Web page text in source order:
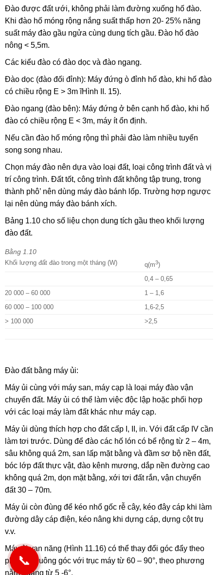
Đào được đất ưới, không phải làm đường xuống hố đào.
Khi đào hố móng rộng nắng suất thấp hơn 20- 25% năng
suất máy đào gầu ngửa cùng dung tích gầu. Đào hố đào
nông < 5,5m.
Các kiểu đào có đào dọc và đào ngang.
Đào dọc (đào đối đỉnh): Máy đứng ò đỉnh hố đào, khi hố đào
có chiều rộng E > 3m ĩHình II. 15).
Đào ngang (đào bên): Máy đứng ở bên cạnh hố đào, khi hố
đào có chiều rộng E < 3m, máy ít ổn định.
Nếu cần đào hố móng rộng thì phải đào làm nhiều tuyến
song song nhau.
Chọn máy đào nên dựa vào loại đất, loại công trình đất và vị
trí công trình. Đất tốt, công trình đất không tập trung, trong
thành phô’ nên dùng máy đào bánh lốp. Trường hợp ngược
lại nên dùng máy đào bánh xích.
Bảng 1.10 cho số liệu chọn dung tích gầu theo khối lượng
đào đất.
Bằng 1.10
Khối lượng đất đào trong một tháng (W) q(m3)
0,4 – 0,65
20 000 – 60 000
1 – 1,6
60 000 – 100 000
1,6-2,5
> 100 000
>2,5
Đào đất bằng máy ủi:
Máy ủi cùng với máy san, máy cạp là loại máy đào vận
chuyển đất. Máy ủi có thể làm việc độc lập hoặc phối hợp
với các loại máy làm đất khác như máy cạp.
Máy ủi dùng thích hợp cho đất cấp I, II, in. Với đất cấp IV cần
làm tơi trước. Dùng để đào các hố lón có bể rộng từ 2 – 4m,
sâu không quá 2m, san lấp mặt bằng và đầm sơ bộ nền đất,
bóc lớp đấtthực vật, đào kênh mương, dắp nền đường cao
không quá 2m, dọn mặt bằng, xới tơi đất rắn, vận chuyển
đất 30 – 70m.
Máy ủi còn đùng để kéo nhổ gốc rễ cây, kéo đây cáp khi làm
đường dây cáp điện, kéo nâng khi dựng cáp, dựng cột trụ
v.v.
Máy ủi vạn năng (Hình 11.16) có thể thay đổi góc đẩy theo
phương vuông góc với trục máy từ 60 – 90°, theo phương
nằm ngang từ 5 -6°.
📞